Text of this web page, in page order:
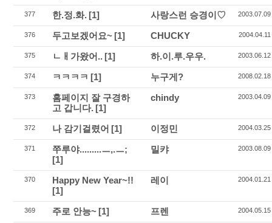
377 한.정.화. [1] 사랑스런 승경이♡ 2003.07.09
376 두고보겠어요~ [1] CHUCKY 2004.04.11
375 ㄴㅐ가왔어.. [1] 하.이.루.우우. 2003.06.12
374 ㅋㅋㅋㅋ [1] 누구게? 2008.02.18
373
홈페이지 잘 구경하
고 갑니다. [1]
chindy 2003.04.09
372 나 감기걸렸어 [1] 이정민 2004.03.25
371
쭈루야.........ㅡ,.ㅡ;
[1]
밀캬 2003.08.09
370
Happy New Year~!!
[1]
레이 2004.01.21
369 주로 안능~ [1] 프렌 2004.05.15